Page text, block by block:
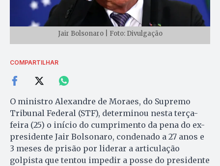
Jair Bolsonaro | Foto: Divulgação
COMPARTILHAR
O ministro Alexandre de Moraes, do Supremo
Tribunal Federal (STF), determinou nesta terça-
feira (25) o início do cumprimento da pena do ex-
presidente Jair Bolsonaro, condenado a 27 anos e
3 meses de prisão por liderar a articulação
golpista que tentou impedir a posse do presidente